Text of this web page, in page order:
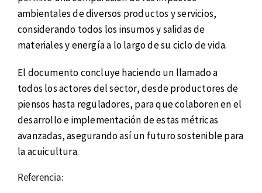
ambientales de diversos productos y servicios,
considerando todos los insumos y salidas de
materiales y energía a lo largo de su ciclo de vida.
El documento concluye haciendo un llamado a
todos los actores del sector, desde productores de
piensos hasta reguladores, para que colaboren en el
desarrollo e implementación de estas métricas
avanzadas, asegurando así un futuro sostenible para
la acuicultura.
Referencia: